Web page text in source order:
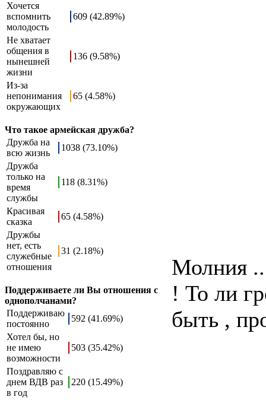
Хочется
вспомнить
молодость
609 (42.89%)
Не хватает
общения в
нынешней
жизни
136 (9.58%)
Из-за
непонимания
окружающих
65 (4.58%)
Что такое армейская дружба?
Дружба на
всю жизнь
1038 (73.10%)
Дружба
только на
время
службы
118 (8.31%)
Красивая
сказка
65 (4.58%)
Дружбы
нет, есть
служебные
отношения
31 (2.18%)
Поддерживаете ли Вы отношения с
однополчанами?
Поддерживаю
постоянно
592 (41.69%)
Хотел бы, но
не имею
возможности
503 (35.42%)
Поздравляю с
днем ВДВ раз
в год
220 (15.49%)
Молния
! То ли
быть ,